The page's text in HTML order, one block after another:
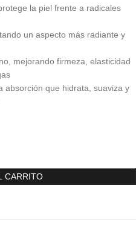
la piel frente a radicales
un aspecto más radiante y
mejorando firmeza, elasticidad
absorción que hidrata, suaviza y
CARRITO